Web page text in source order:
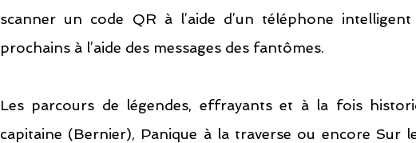
scanner un code QR à l’aide d’un téléphone
prochains à l’aide des messages des fantômes.
Les parcours de légendes, effrayants et à la fois
capitaine (Bernier), Panique à la traverse ou encore Sur